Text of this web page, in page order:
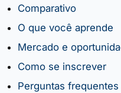
Comparativo
O que você aprende
Mercado e
Como se inscrever
Perguntas frequentes